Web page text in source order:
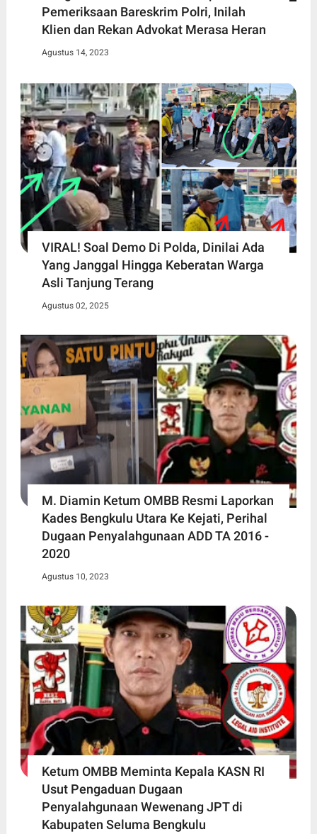
Pemeriksaan Bareskrim Polri, Inilah
Klien dan Rekan Advokat Merasa Heran
Agustus 14, 2023
VIRAL! Soal Demo Di Polda, Dinilai Ada
Yang Janggal Hingga Keberatan Warga
Asli Tanjung Terang
Agustus 02, 2025
M. Diamin Ketum OMBB Resmi Laporkan
Kades Bengkulu Utara Ke Kejati, Perihal
Dugaan Penyalahgunaan ADD TA 2016 -
2020
Agustus 10, 2023
Ketum OMBB Meminta Kepala KASN RI
Usut Pengaduan Dugaan
Penyalahgunaan Wewenang JPT di
Kabupaten Seluma Bengkulu